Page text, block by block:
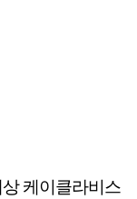
케이클라비스